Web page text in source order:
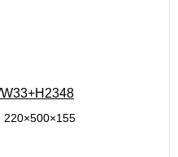
220×500×155